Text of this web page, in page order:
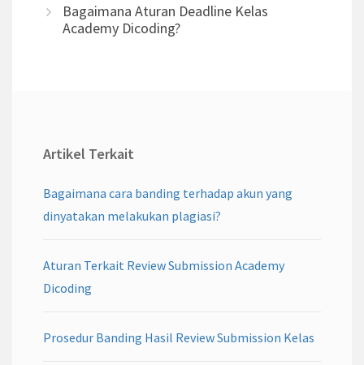
Bagaimana Aturan Deadline Kelas
Academy Dicoding?
Artikel Terkait
Bagaimana cara banding terhadap akun yang
dinyatakan melakukan plagiasi?
Aturan Terkait Review Submission Academy
Dicoding
Prosedur Banding Hasil Review Submission Kelas